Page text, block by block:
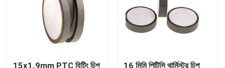
পিটিসি থার্মিস্টর
15x1.9mm PTC হিটিং চিপ 16 মিমি পিটিসি থার্মিস্টর চিপ